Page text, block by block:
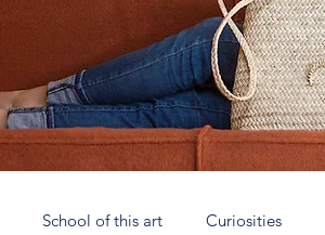
School of this art Curiosities